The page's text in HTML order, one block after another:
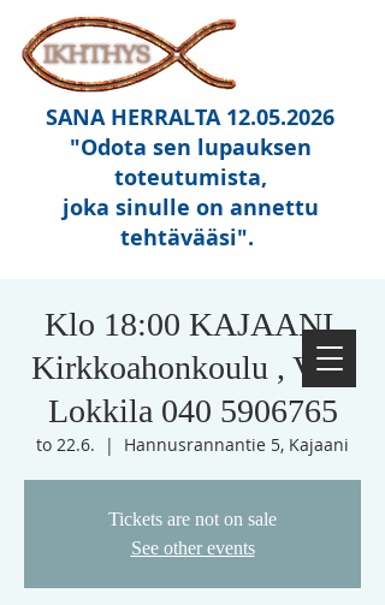
SANA HERRALTA 12.05.2026
"Odota sen lupauksen
toteutumista,
joka sinulle on annettu
tehtävääsi".
Klo 18:00 KAJAANI,
Kirkkoahonkoulu , Vesa
Lokkila 040 5906765
to 22.6.
  |
Hannusrannantie 5, Kajaani
Tickets are not on sale
See other events